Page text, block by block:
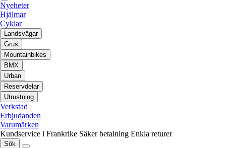
Nyeheter
Hjälmar
Cyklar
Landsvägar
Grus
Mountainbikes
BMX
Urban
Reservdelar
Utrustning
Verkstad
Erbjudanden
Varumärken
Kundservice i Frankrike Säker betalning Enkla returer
Sök